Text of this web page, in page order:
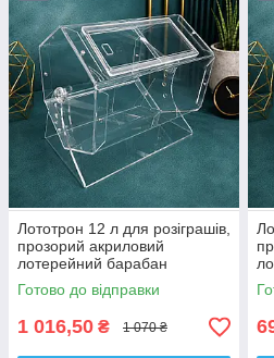
Лототрон 12 л для розіграшів,
прозорий акриловий
лотерейний барабан
Готово до відправки
1 016,50 ₴ 1 070 ₴